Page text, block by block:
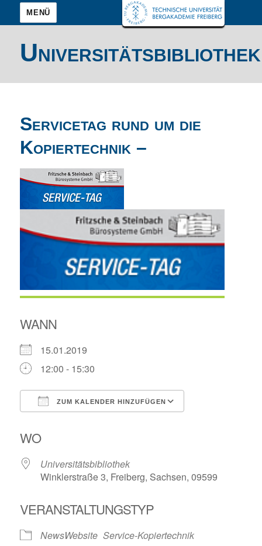
MENÜ
Universitätsbibliothek
Servicetag rund um die
Kopiertechnik –
WANN
15.01.2019
12:00 - 15:30
ZUM KALENDER HINZUFÜGEN
WO
Universitätsbibliothek
Winklerstraße 3, Freiberg, Sachsen, 09599
VERANSTALTUNGSTYP
NewsWebsite Service-Kopiertechnik